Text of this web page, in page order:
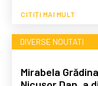
CITIȚI MAI MULT
DIVERSE NOUTATI
Mirabela